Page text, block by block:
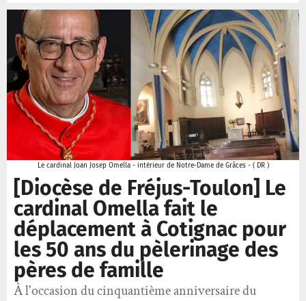
Le cardinal Joan Josep Omella - intérieur de Notre-Dame de Grâces - ( DR )
[Diocèse de Fréjus-Toulon] Le
cardinal Omella fait le
déplacement à Cotignac pour
les 50 ans du pèlerinage des
pères de famille
À l'occasion du cinquantième anniversaire du